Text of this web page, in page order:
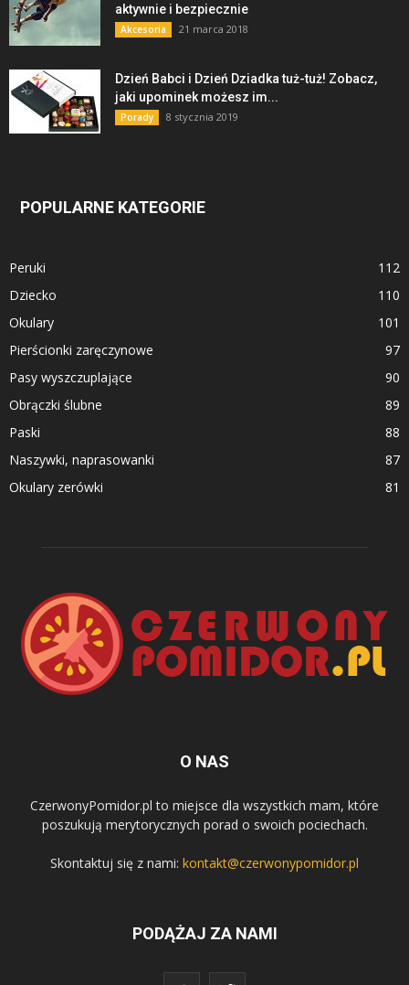
aktywnie i bezpiecznie
Akcesoria 21 marca 2018
Dzień Babci i Dzień Dziadka tuż-tuż! Zobacz,
jaki upominek możesz im...
Porady 8 stycznia 2019
POPULARNE KATEGORIE
Peruki
112
Dziecko
110
Okulary
101
Pierścionki zaręczynowe
97
Pasy wyszczuplające
90
Obrączki ślubne
89
Paski
88
Naszywki, naprasowanki
87
Okulary zerówki
81
O NAS
CzerwonyPomidor.pl to miejsce dla wszystkich mam, które
poszukują merytorycznych porad o swoich pociechach.
Skontaktuj się z nami: kontakt@czerwonypomidor.pl
PODĄŻAJ ZA NAMI